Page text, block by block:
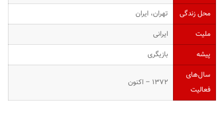
محل زندگی
تهران، ایران
ملیت
ایرانی
پیشه
بازیگری
سال‌های
فعالیت
۱۳۷۲ – اکنون